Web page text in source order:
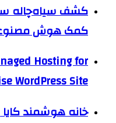
کشف سیاه‌چاله
کمک هوش
Hosting for
WordPress Site
خانه هوشمند کایا